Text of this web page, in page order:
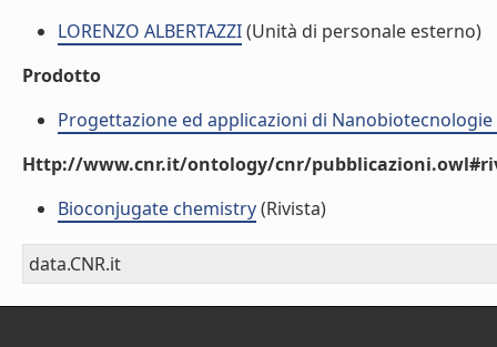
LORENZO ALBERTAZZI(Unità di personale esterno)
Prodotto
Progettazione ed applicazioni di Nanobiotecnologie
Http://www.cnr.it/ontology/cnr/
Bioconjugate chemistry(Rivista)
data.CNR.it